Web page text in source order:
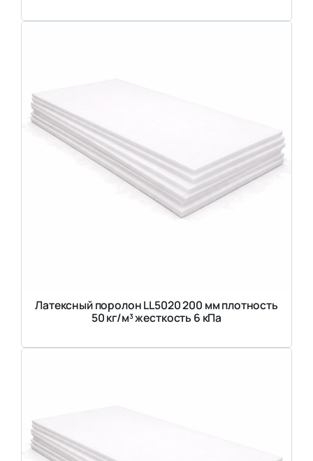
Латексный поролон LL5020 200 мм плотность
50 кг/м³ жесткость 6 кПа